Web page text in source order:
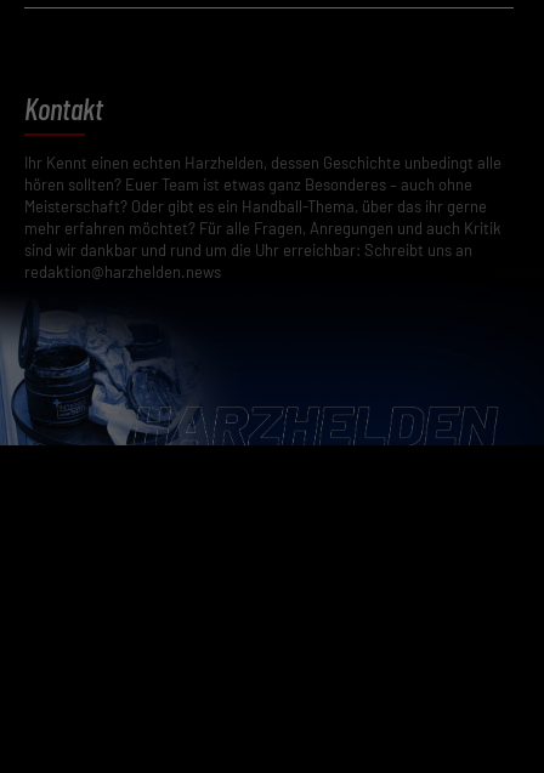
Kontakt
Ihr Kennt einen echten Harzhelden, dessen Geschichte unbedingt alle
hören sollten? Euer Team ist etwas ganz Besonderes – auch ohne
Meisterschaft? Oder gibt es ein Handball-Thema, über das ihr gerne
mehr erfahren möchtet? Für alle Fragen, Anregungen und auch Kritik
sind wir dankbar und rund um die Uhr erreichbar: Schreibt uns an
redaktion@harzhelden.news